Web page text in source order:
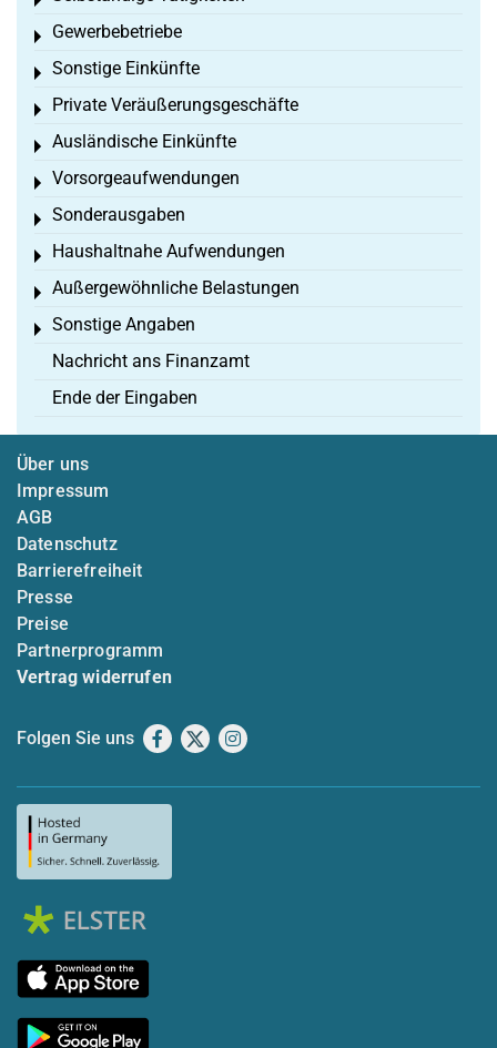
Gewerbebetriebe
Toggle menu
Sonstige Einkünfte
Toggle menu
Private Veräußerungsgeschäfte
Toggle menu
Ausländische Einkünfte
Toggle menu
Vorsorgeaufwendungen
Toggle menu
Sonderausgaben
Toggle menu
Haushaltnahe Aufwendungen
Toggle menu
Außergewöhnliche Belastungen
Toggle menu
Sonstige Angaben
Toggle menu
Nachricht ans Finanzamt
Ende der Eingaben
Über uns
Impressum
AGB
Datenschutz
Barrierefreiheit
Presse
Preise
Partnerprogramm
Vertrag widerrufen
Folgen Sie uns Facebook
X Instagram